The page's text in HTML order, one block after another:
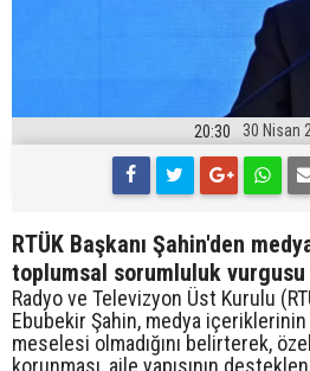
20:30 30 Nisan
RTÜK Başkanı Şahin'den
toplumsal sorumluluk vurgusu
Radyo ve Televizyon Üst Kurulu
Ebubekir Şahin, medya içeriklerinin
meselesi olmadığını belirterek,
korunması, aile yapısının